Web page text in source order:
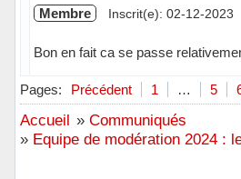
Membre Inscrit(e): 02-12-2023
Bon en fait ca se passe
Hors ligne
Pages: Précédent 1 … 5
Accueil » Communiqués
» Equipe de modération 2024 :